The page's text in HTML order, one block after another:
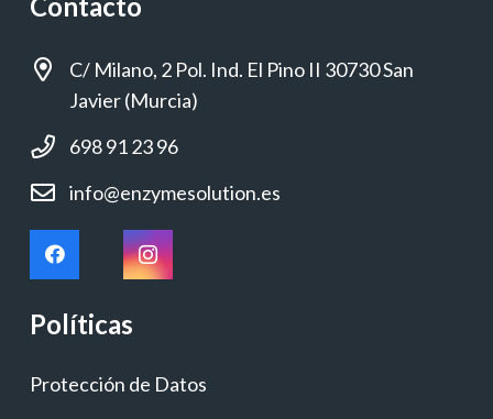
C/ Milano, 2 Pol. Ind. El Pino II 30730 San
Javier (Murcia)
698 91 23 96
info@enzymesolution.es
Políticas
Protección de Datos